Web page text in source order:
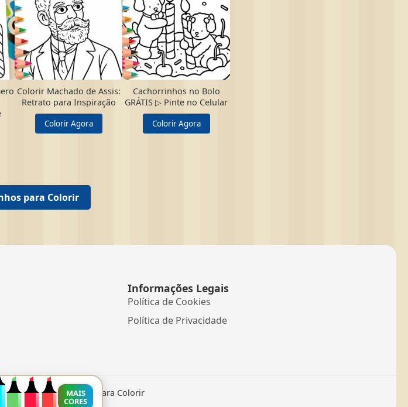
Colorir Machado de Assis:
Retrato para Inspiração
Colorir Agora
Cachorrinhos no Bolo
GRÁTIS ▷ Pinte no Celular
Colorir Agora
para Colorir
Informações Legais
Política de Cookies
Política de Privacidade
Online e Desenhos Para Colorir
MAIS
CORES